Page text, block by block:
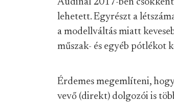
Audinál 2017-ben csökkent
lehetett. Egyrészt a
a modellváltás miatt
műszak- és egyéb pótlékot
Érdemes megemlíteni,
vevő (direkt) dolgozói is